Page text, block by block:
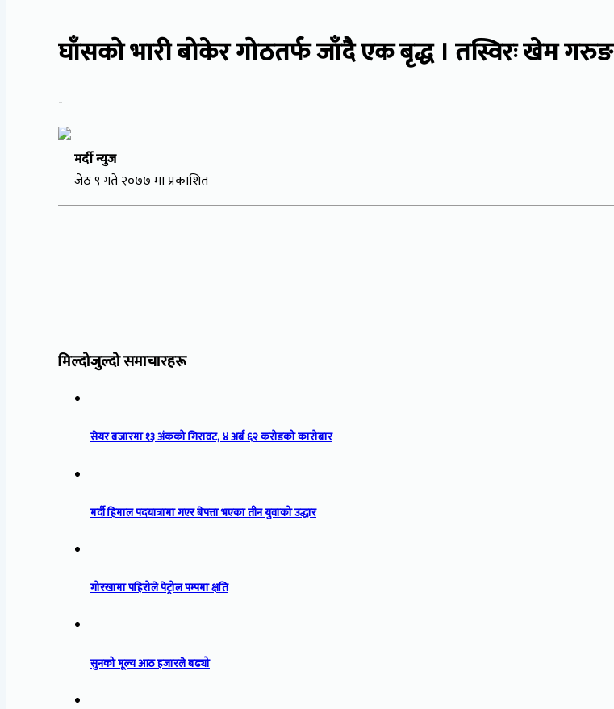
घाँसको भारी बोकेर गोठतर्फ जाँदै एक बृद्ध । तस्विरः खेम गरुङ
-
मर्दी न्युज
जेठ ९ गते २०७७ मा प्रकाशित
मिल्दोजुल्दो समाचारहरू
सेयर बजारमा १३ अंकको गिरावट, ४ अर्ब ६२ करोडको कारोबार
मर्दी हिमाल पदयात्रामा गएर बेपत्ता भएका तीन युवाको उद्धार
गोरखामा पहिरोले पेट्रोल पम्पमा क्षति
सुनको मूल्य आठ हजारले बढ्यो